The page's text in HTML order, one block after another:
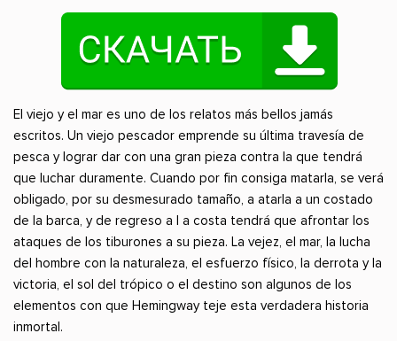
El viejo y el mar es uno de los relatos más bellos jamás
escritos. Un viejo pescador emprende su última travesía de
pesca y lograr dar con una gran pieza contra la que tendrá
que luchar duramente. Cuando por fin consiga matarla, se verá
obligado, por su desmesurado tamaño, a atarla a un costado
de la barca, y de regreso a l a costa tendrá que afrontar los
ataques de los tiburones a su pieza. La vejez, el mar, la lucha
del hombre con la naturaleza, el esfuerzo físico, la derrota y la
victoria, el sol del trópico o el destino son algunos de los
elementos con que Hemingway teje esta verdadera historia
inmortal.